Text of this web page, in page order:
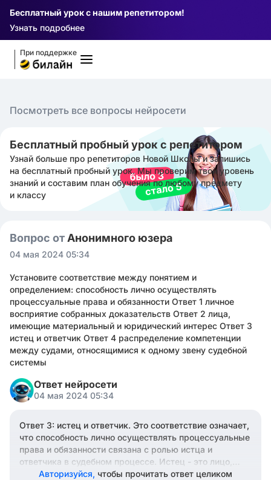
Бесплатный урок с нашим репетитором!
Узнать подробнее
При поддержке
Посмотреть все вопросы нейросети
Бесплатный пробный урок с репетитором
Узнай больше про репетиторов Новой Школы и запишись
на бесплатный пробный урок. Мы проверим твой уровень
знаний и составим план обучения по любому предмету
и классу
Вопрос от Анонимного юзера
04 мая 2024 05:34
Установите соответствие между понятием и
определением: способность лично осуществлять
процессуальные права и обязанности Ответ 1 личное
восприятие собранных доказательств Ответ 2 лица,
имеющие материальный и юридический интерес Ответ 3
истец и ответчик Ответ 4 распределение компетенции
между судами, относящимися к одному звену судебной
системы
Ответ нейросети
04 мая 2024 05:34
Ответ 3: истец и ответчик. Это соответствие означает,
что способность лично осуществлять процессуальные
права и обязанности связана с ролью истца и
ответчика в судебном процессе. Истец - это лицо,
которое обращается в суд с иском, то есть
Авторизуйся, чтобы прочитать ответ целиком